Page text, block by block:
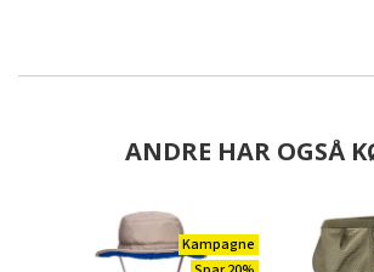
ANDRE HAR OGSÅ
Kampagne